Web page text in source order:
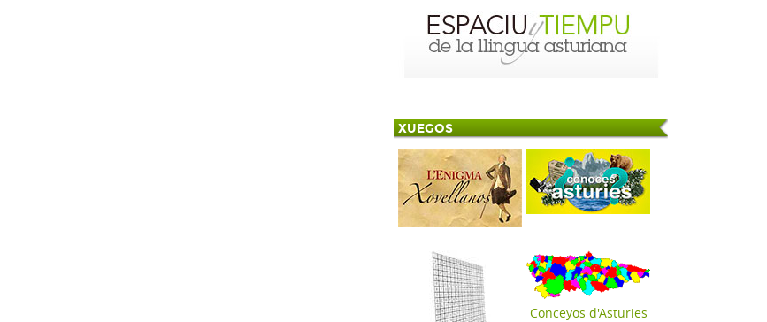
XUEGOS
Conceyos d'Asturies